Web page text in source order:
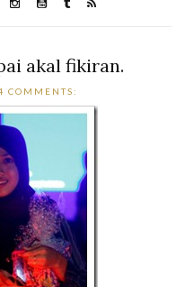
akal fikiran.
COMMENTS: